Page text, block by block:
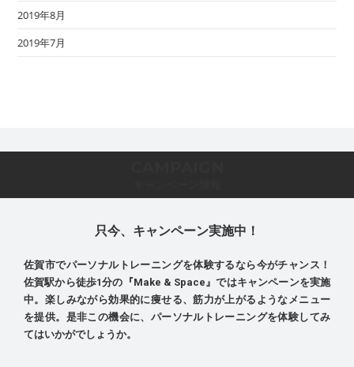
2019年8月
2019年7月
只今、キャンペーン実施中！
佐賀市でパーソナルトレーニングを体験するなら今がチャンス！
佐賀駅から徒歩1分の『Make & Space』ではキャンペーンを実施
中。楽しみながら効果的に痩せる、筋力が上がるようなメニュー
を提供。是非この機会に、パーソナルトレーニングを体験してみ
てはいかがでしょうか。